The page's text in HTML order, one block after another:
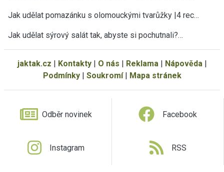
Jak udělat pomazánku s olomouckými tvarůžky |4 rec…
Jak udělat sýrový salát tak, abyste si pochutnali?…
jaktak.cz | Kontakty| O nás | Reklama| Nápověda|
Podmínky| Soukromí| Mapa stránek
Odběr novinek Facebook
Instagram RSS